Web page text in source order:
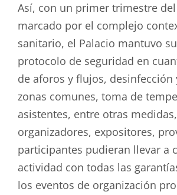
Así, con un primer trimestre
marcado por el complejo
sanitario, el Palacio mantuvo
protocolo de seguridad en
de aforos y flujos, desinfección
zonas comunes, toma de
asistentes, entre otras
organizadores, expositores,
participantes pudieran llevar a
actividad con todas las
los eventos de organización